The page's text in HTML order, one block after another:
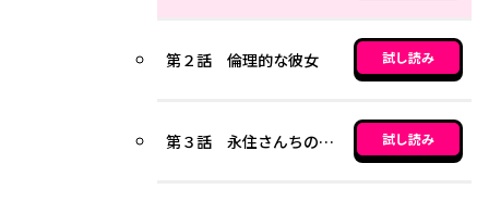
第２話 倫理的な彼女 試し読み
第３話 永住さんちの兄妹事情 試し読み